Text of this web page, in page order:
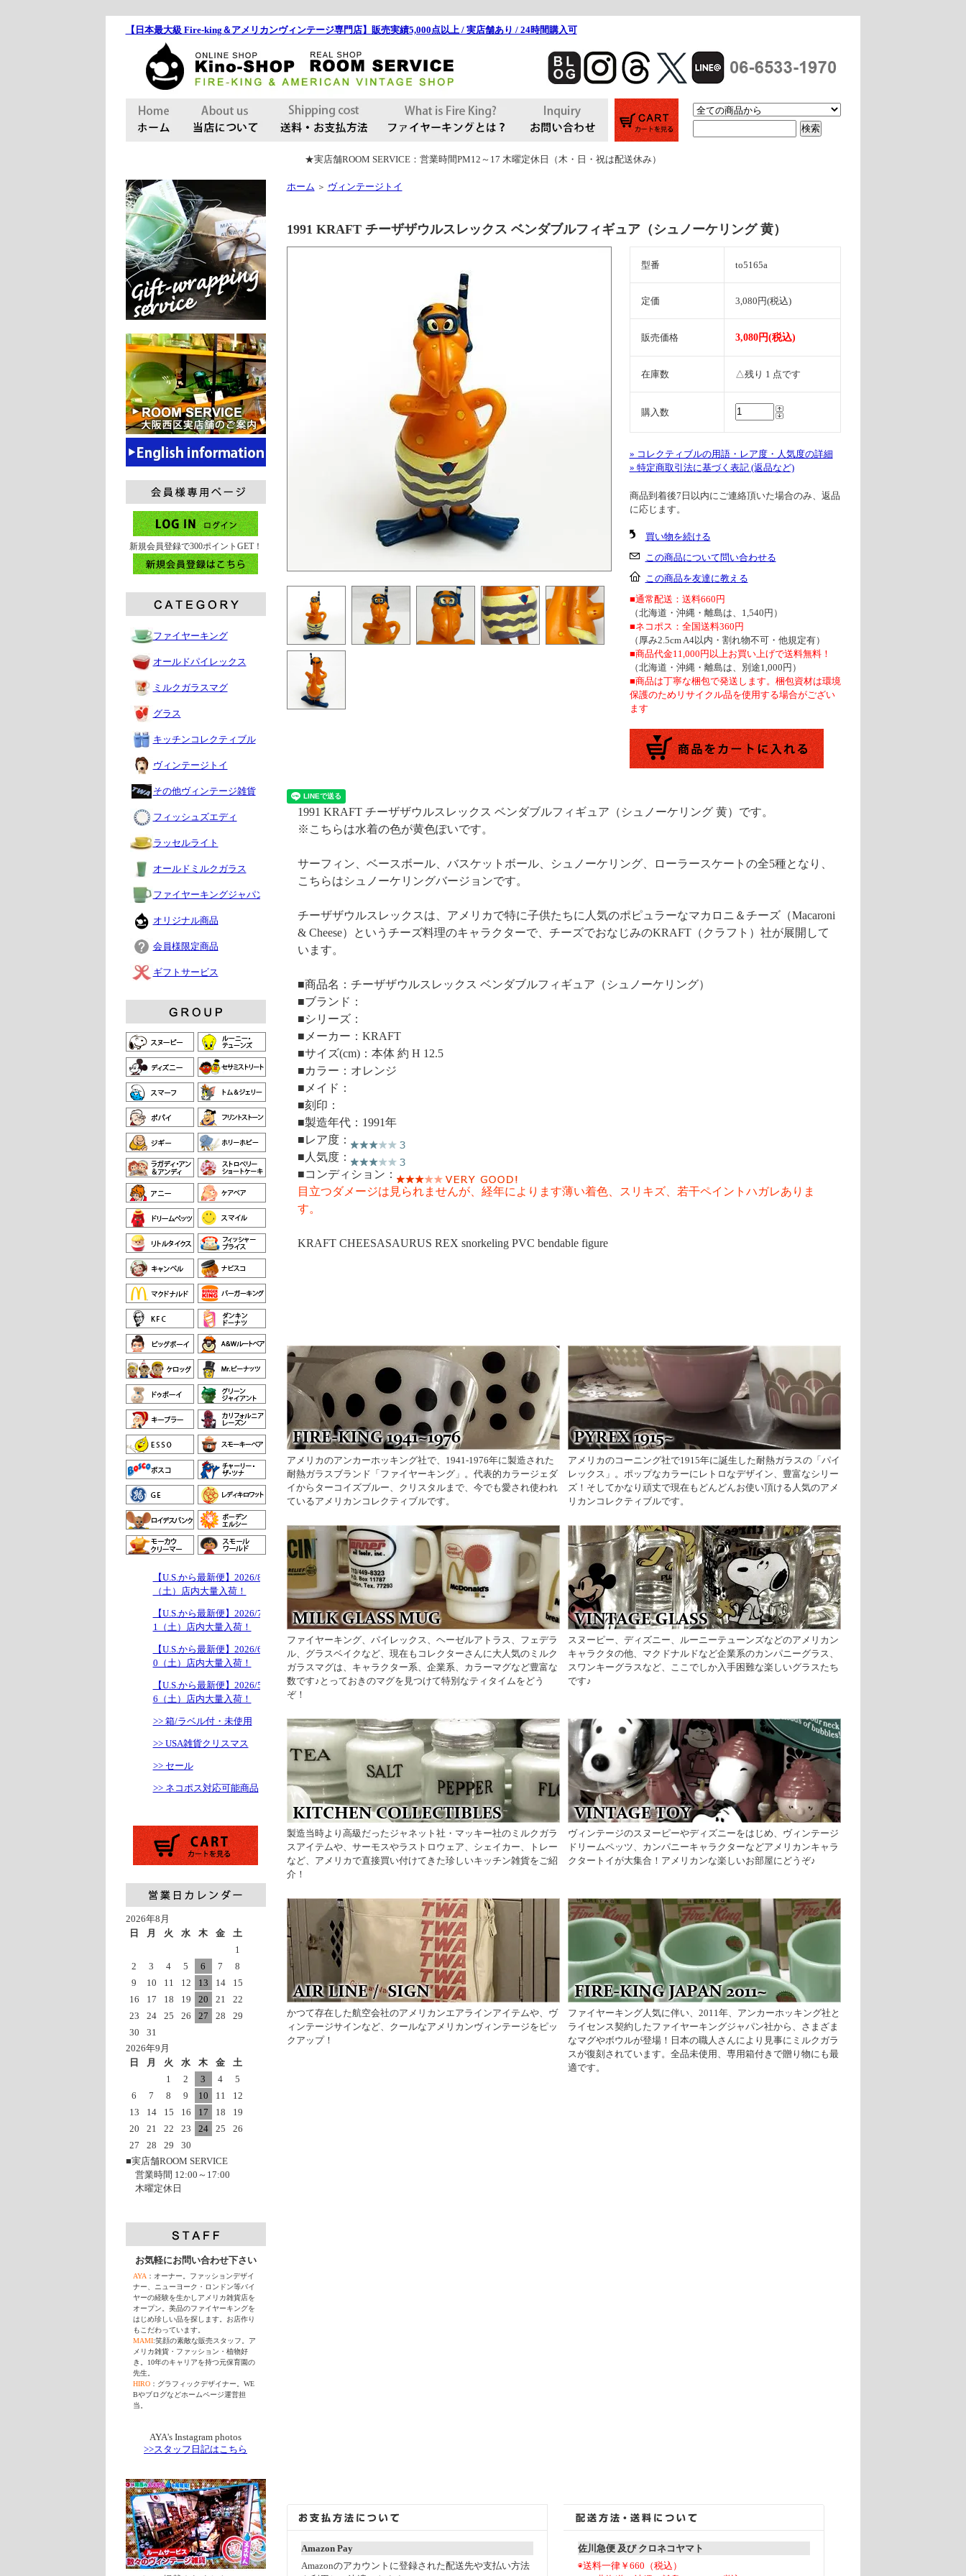
【日本最大級 Fire-king＆アメリカンヴィンテージ専門店】販売実績5,000点以上 / 実店舗あり / 24時間購入可
★実店舗ROOM SERVICE：営業時間PM12～17 木曜定休日（木・日・祝は配送休み）
新規会員登録で300ポイントGET！
ファイヤーキング
オールドパイレックス
ミルクガラスマグ
グラス
キッチンコレクティブル
ヴィンテージトイ
その他ヴィンテージ雑貨
フィッシュズエディ
ラッセルライト
オールドミルクガラス
ファイヤーキングジャパン
オリジナル商品
会員様限定商品
ギフトサービス
【U.S.から最新便】2026/8/1
（土）店内大量入荷！
【U.S.から最新便】2026/7/1
1（土）店内大量入荷！
【U.S.から最新便】2026/6/2
0（土）店内大量入荷！
【U.S.から最新便】2026/5/1
6（土）店内大量入荷！
>> 箱/ラベル付・未使用
>> USA雑貨クリスマス
>> セール
>> ネコポス対応可能商品
2026年8月
日
月 火 水 木 金
土
1
2
3 4 5 6 7
8
9
10 11 12 13 14
15
16
17 18 19 20 21
22
23
24 25 26 27 28
29
30
31
2026年9月
日
月 火 水 木 金
土
1
2 3 4
5
6
7 8 9 10 11
12
13
14 15 16 17 18
19
20
21 22 23 24 25
26
27
28 29
30
■実店舗ROOM SERVICE
営業時間 12:00～17:00
木曜定休日
お気軽にお問い合わせ下さい
AYA ：オーナー。ファッションデザイ
ナー、ニューヨーク・ロンドン等バイ
ヤーの経験を生かしアメリカ雑貨店を
オープン。美品のファイヤーキングを
はじめ珍しい品を探します。お店作り
もこだわっています。
MAMI:笑顔の素敵な販売スタッフ。ア
メリカ雑貨・ファッション・植物好
き。10年のキャリアを持つ元保育園の
先生。
HIRO：グラフィックデザイナー。WE
Bやブログなどホームページ運営担
当。
AYA's Instagram photos
>>スタッフ日記はこちら
ホーム ＞ ヴィンテージトイ
1991 KRAFT チーザザウルスレックス ベンダブルフィギュア（シュノーケリング 黄）
型番 to5165a
定価 3,080円(税込)
販売価格 3,080円(税込)
在庫数 △残り 1 点です
購入数
» コレクティブルの用語・レア度・人気度の詳細
» 特定商取引法に基づく表記 (返品など)
商品到着後7日以内にご連絡頂いた場合のみ、返品
に応じます。
買い物を続ける
この商品について問い合わせる
この商品を友達に教える
■通常配送：送料660円
（北海道・沖縄・離島は、1,540円）
■ネコポス：全国送料360円
（厚み2.5cm A4以内・割れ物不可・他規定有）
■商品代金11,000円以上お買い上げで送料無料！
（北海道・沖縄・離島は、別途1,000円）
■商品は丁寧な梱包で発送します。梱包資材は環境
保護のためリサイクル品を使用する場合がござい
ます
1991 KRAFT チーザザウルスレックス ベンダブルフィギュア（シュノーケリング 黄）です。
※こちらは水着の色が黄色ぽいです。
サーフィン、ベースボール、バスケットボール、シュノーケリング、ローラースケートの全5種となり、
こちらはシュノーケリングバージョンです。
チーザザウルスレックスは、アメリカで特に子供たちに人気のポピュラーなマカロニ＆チーズ（Macaroni
& Cheese）というチーズ料理のキャラクターで、チーズでおなじみのKRAFT（クラフト）社が展開して
います。
■商品名：チーザザウルスレックス ベンダブルフィギュア（シュノーケリング）
■ブランド：
■シリーズ：
■メーカー：KRAFT
■サイズ(cm)：本体 約 H 12.5
■カラー：オレンジ
■メイド：
■刻印：
■製造年代：1991年
■レア度：
■人気度：
■コンディション：
目立つダメージは見られませんが、経年によります薄い着色、スリキズ、若干ペイントハガレありま
す。
KRAFT CHEESASAURUS REX snorkeling PVC bendable figure
アメリカのアンカーホッキング社で、1941-1976年に製造された
耐熱ガラスブランド「ファイヤーキング」。代表的カラージェダ
イからターコイズブルー、クリスタルまで、今でも愛され使われ
ているアメリカンコレクティブルです。
アメリカのコーニング社で1915年に誕生した耐熱ガラスの「パイ
レックス」。ポップなカラーにレトロなデザイン、豊富なシリー
ズ！そしてかなり頑丈で現在もどんどんお使い頂ける人気のアメ
リカンコレクティブルです。
ファイヤーキング、パイレックス、ヘーゼルアトラス、フェデラ
ル、グラスベイクなど、現在もコレクターさんに大人気のミルク
ガラスマグは、キャラクター系、企業系、カラーマグなど豊富な
数です♪とっておきのマグを見つけて特別なティタイムをどう
ぞ！
スヌーピー、ディズニー、ルーニーテューンズなどのアメリカン
キャラクタの他、マクドナルドなど企業系のカンパニーグラス、
スワンキーグラスなど、ここでしか入手困難な楽しいグラスたち
です♪
製造当時より高級だったジャネット社・マッキー社のミルクガラ
スアイテムや、サーモスやラストロウェア、シェイカー、トレー
など、アメリカで直接買い付けてきた珍しいキッチン雑貨をご紹
介！
ヴィンテージのスヌーピーやディズニーをはじめ、ヴィンテージ
ドリームペッツ、カンパニーキャラクターなどアメリカンキャラ
クタートイが大集合！アメリカンな楽しいお部屋にどうぞ♪
かつて存在した航空会社のアメリカンエアラインアイテムや、ヴ
ィンテージサインなど、クールなアメリカンヴィンテージをピッ
クアップ！
ファイヤーキング人気に伴い、2011年、アンカーホッキング社と
ライセンス契約したファイヤーキングジャパン社から、さまざま
なマグやボウルが登場！日本の職人さんにより見事にミルクガラ
スが復刻されています。全品未使用、専用箱付きで贈り物にも最
適です。
Amazon Pay
Amazonのアカウントに登録された配送先や支払い方法
佐川急便 及び クロネコヤマト
◉送料一律￥660（税込）